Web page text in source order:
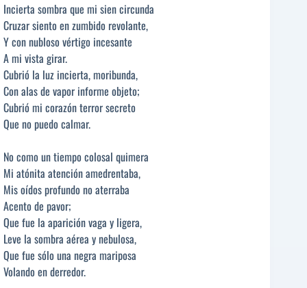
Incierta sombra que mi sien circunda
Cruzar siento en zumbido revolante,
Y con nubloso vértigo incesante
A mi vista girar.
Cubrió la luz incierta, moribunda,
Con alas de vapor informe objeto;
Cubrió mi corazón terror secreto
Que no puedo calmar.
No como un tiempo colosal quimera
Mi atónita atención amedrentaba,
Mis oídos profundo no aterraba
Acento de pavor;
Que fue la aparición vaga y ligera,
Leve la sombra aérea y nebulosa,
Que fue sólo una negra mariposa
Volando en derredor.